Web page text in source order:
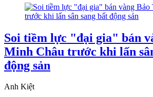
Soi tiềm lực "đại gia" bán
Minh Châu trước khi lấn
động sản
Anh Kiệt